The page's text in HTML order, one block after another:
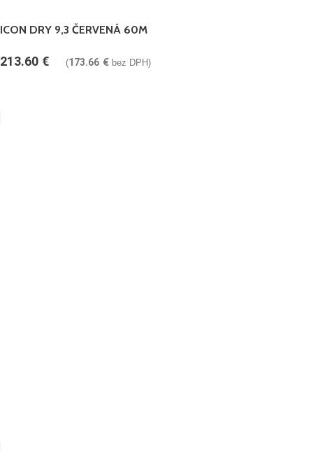
ICON DRY 9,3 ČERVENÁ 60M
213.60 € (173.66 € bez DPH)